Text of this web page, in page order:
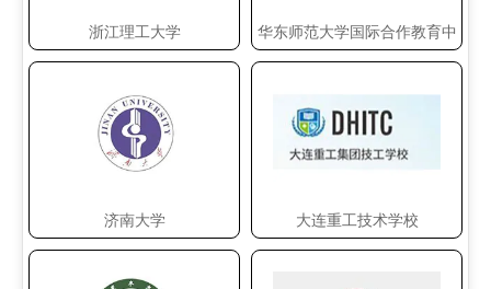
浙江理工大学
华东师范大学国际合作教育中
心
济南大学 大连重工技术学校